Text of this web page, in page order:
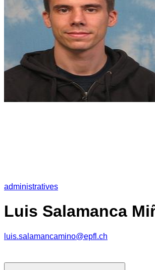
administratives
Luis Salamanca
luis.salamancamino@epfl.ch